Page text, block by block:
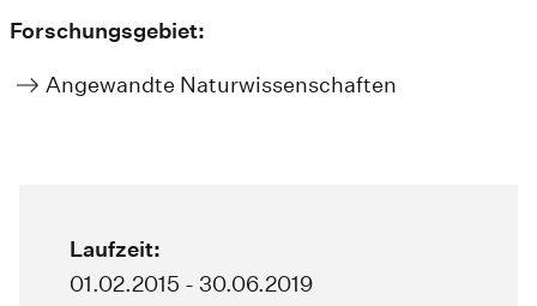
Forschungsgebiet:
Angewandte Naturwissenschaften
Laufzeit:
01.02.2015 - 30.06.2019